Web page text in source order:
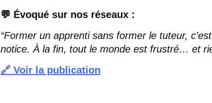
💬 Évoqué sur nos réseaux :
“Former un apprenti sans former le tuteur,
notice. À la fin, tout le monde est frustré… et
🔗 Voir la publication